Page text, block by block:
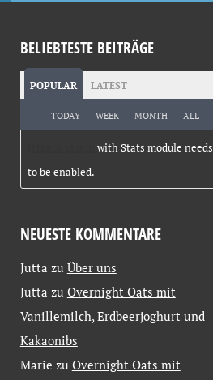
BELIEBTESTE BEITRÄGE
POPULAR LATEST
TODAY WEEK MONTH ALL
with Stats module needs
to be enabled.
NEUESTE KOMMENTARE
Jutta zu Über uns
Jutta zu Overnight Oats mit
Vanillemilch, Erdbeerjoghurt und
Kakaonibs
Marie zu Overnight Oats mit